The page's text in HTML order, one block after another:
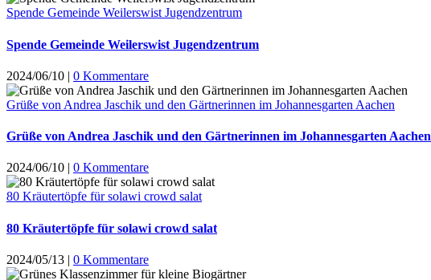
Spende Gemeinde Weilerswist Jugendzentrum
Spende Gemeinde Weilerswist Jugendzentrum
2024/06/10 | 0 Kommentare
Grüße von Andrea Jaschik und den Gärtnerinnen im Johannesgarten Aachen
Grüße von Andrea Jaschik und den Gärtnerinnen im Johannesgarten Aachen
2024/06/10 | 0 Kommentare
80 Kräutertöpfe für solawi crowd salat
80 Kräutertöpfe für solawi crowd salat
2024/05/13 | 0 Kommentare